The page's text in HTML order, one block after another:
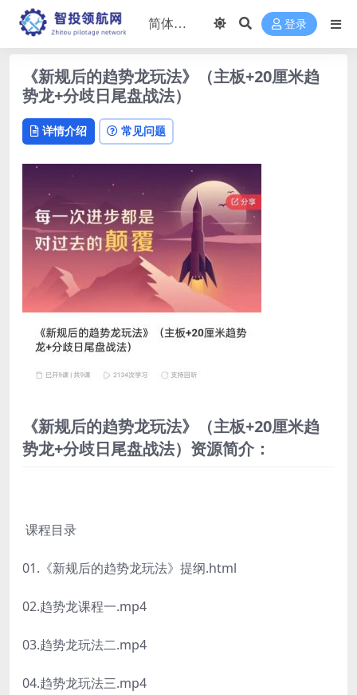
登录
《新规后的趋势龙玩法》（主板+20厘米趋
势龙+分歧日尾盘战法）
详情介绍 常见问题
《新规后的趋势龙玩法》（主板+20厘米趋
势龙+分歧日尾盘战法）资源简介：
课程目录
01.《新规后的趋势龙玩法》提纲.html
02.趋势龙课程一.mp4
03.趋势龙玩法二.mp4
04.趋势龙玩法三.mp4